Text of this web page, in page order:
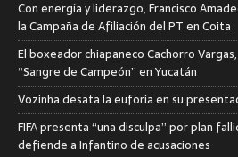
Con energía y liderazgo, Francisco
la Campaña de Afiliación del PT en Coita
El boxeador chiapaneco Cachorro
“Sangre de Campeón” en Yucatán
Vozinha desata la euforia en su
FIFA presenta “una disculpa” por plan
defiende a Infantino de acusaciones